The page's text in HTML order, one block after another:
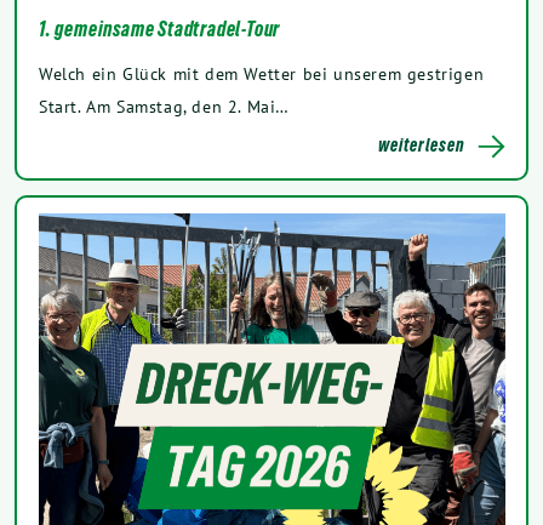
1. gemeinsame Stadtradel-Tour
Welch ein Glück mit dem Wetter bei unserem gestrigen
Start. Am Samstag, den 2. Mai…
weiterlesen